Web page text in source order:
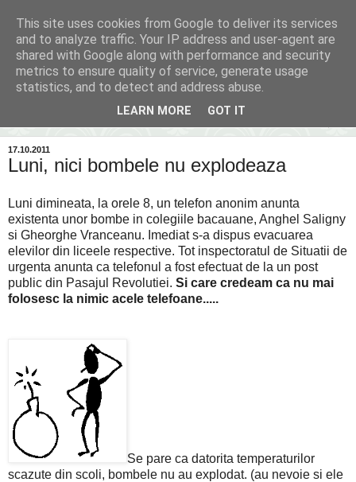
Inima Bacăului
Din inima Bacăului...spre inima ta...
17.10.2011
Luni, nici bombele nu explodeaza
Luni dimineata, la orele 8, un telefon anonim anunta
existenta unor bombe in colegiile bacauane, Anghel Saligny
si Gheorghe Vranceanu. Imediat s-a dispus evacuarea
elevilor din liceele respective. Tot inspectoratul de Situatii de
urgenta anunta ca telefonul a fost efectuat de la un post
public din Pasajul Revolutiei. Si care credeam ca nu mai
folosesc la nimic acele telefoane.....
Se pare ca datorita temperaturilor
scazute din scoli, bombele nu au explodat. (au nevoie si ele
This site uses cookies from Google to deliver its services
and to analyze traffic. Your IP address and user-agent are
shared with Google along with performance and security
metrics to ensure quality of service, generate usage
statistics, and to detect and address abuse.
LEARN MORE GOT IT